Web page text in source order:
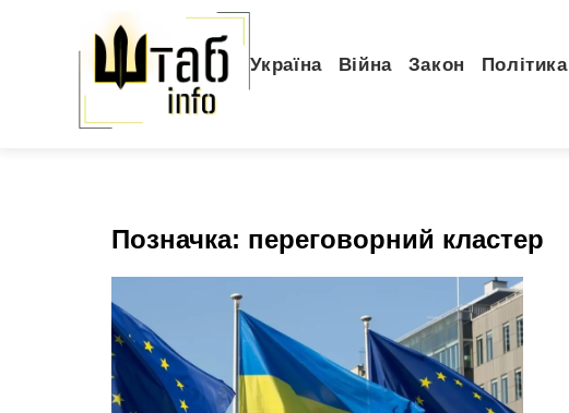
Україна Війна Закон Політика
Позначка: переговорний кластер